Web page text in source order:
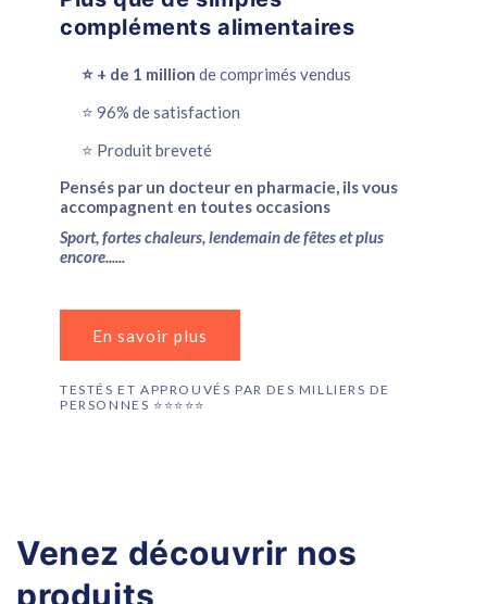
compléments alimentaires
⭐️ + de 1 million de comprimés vendus
⭐️ 96% de satisfaction
⭐️ Produit breveté
Pensés par un docteur en pharmacie, ils vous
accompagnent en toutes occasions
Sport, fortes chaleurs, lendemain de fêtes et plus
encore......
En savoir plus
TESTÉS ET APPROUVÉS PAR DES MILLIERS DE
PERSONNES ⭐️⭐️⭐️⭐️⭐️
Venez découvrir nos
produits